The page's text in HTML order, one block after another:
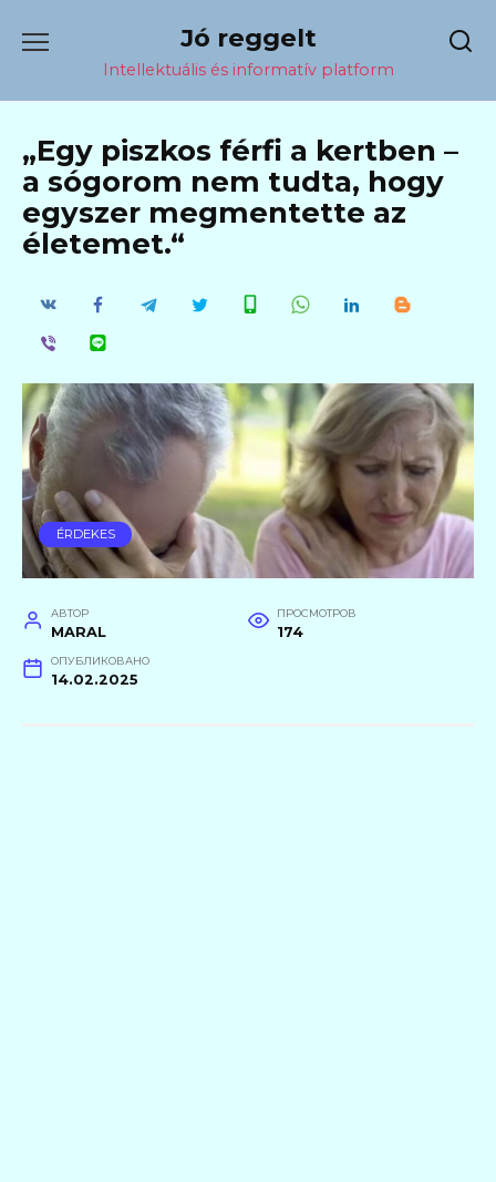
содержанию
Jó reggelt
Intellektuális és informatív platform
„Egy piszkos férfi a kertben –
a sógorom nem tudta, hogy
egyszer megmentette az
életemet.“
ÉRDEKES
АВТОР
MARAL
ПРОСМОТРОВ
174
ОПУБЛИКОВАНО
14.02.2025